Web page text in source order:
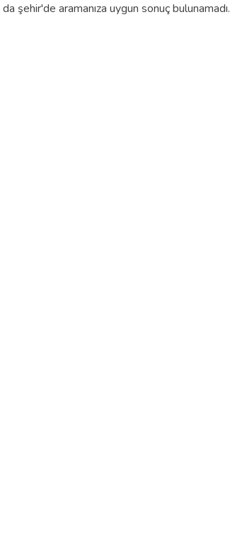
şehir'de aramanıza uygun sonuç bulunamadı.